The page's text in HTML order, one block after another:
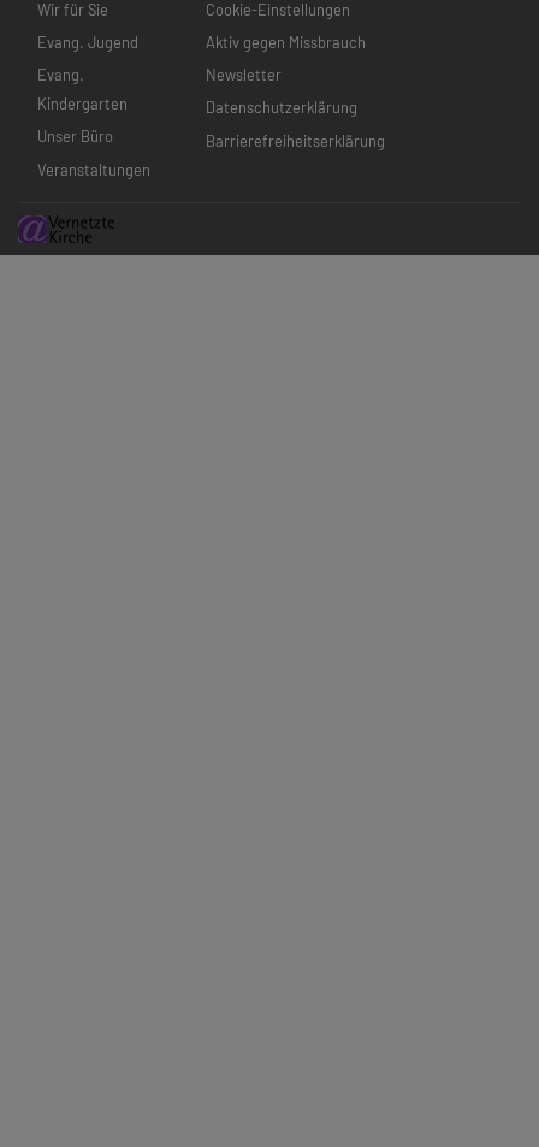
Wir für Sie
Evang. Jugend
Evang.
Kindergarten
Unser Büro
Veranstaltungen
Cookie-Einstellungen
Aktiv gegen Missbrauch
Newsletter
Datenschutzerklärung
Barrierefreiheitserklärung